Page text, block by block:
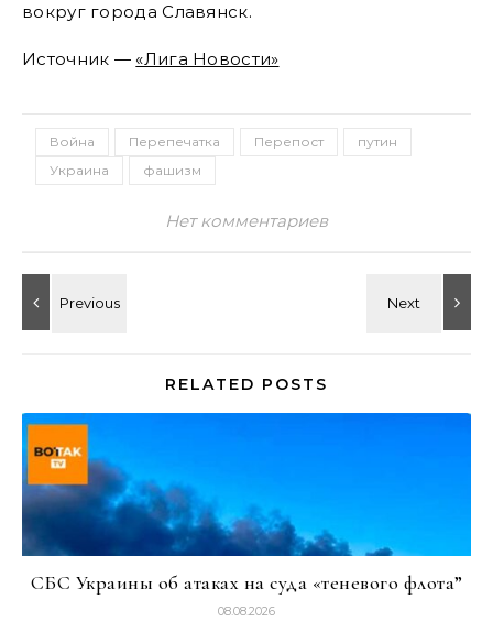
вокруг города Славянск.
Источник — «Лига Новости»
Война Перепечатка Перепост
путин
Украина
фашизм
Нет комментариев
RELATED POSTS
СБС Украины об атаках на суда «теневого флота”
08.08.2026